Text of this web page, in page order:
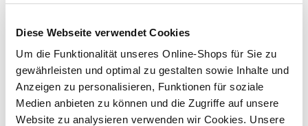
Diese Webseite verwendet Cookies
Um die Funktionalität unseres Online-Shops für Sie zu
gewährleisten und optimal zu gestalten sowie Inhalte und
Anzeigen zu personalisieren, Funktionen für soziale
Medien anbieten zu können und die Zugriffe auf unsere
Website zu analysieren verwenden wir Cookies. Unsere
In den Warenkorb
Merken